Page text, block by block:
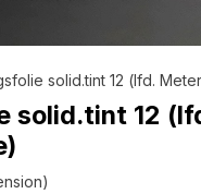
solid.tint 12 (lfd.
solid.tint 12